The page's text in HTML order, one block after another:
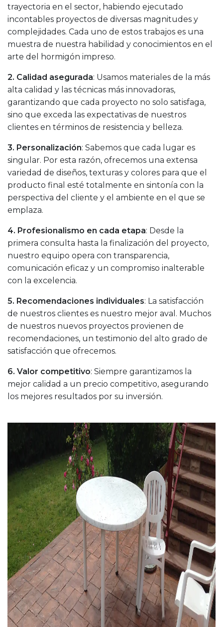
trayectoria en el sector, habiendo ejecutado
incontables proyectos de diversas magnitudes y
complejidades. Cada uno de estos trabajos es una
muestra de nuestra habilidad y conocimientos en el
arte del hormigón impreso.
2. Calidad asegurada: Usamos materiales de la más
alta calidad y las técnicas más innovadoras,
garantizando que cada proyecto no solo satisfaga,
sino que exceda las expectativas de nuestros
clientes en términos de resistencia y belleza.
3. Personalización: Sabemos que cada lugar es
singular. Por esta razón, ofrecemos una extensa
variedad de diseños, texturas y colores para que el
producto final esté totalmente en sintonía con la
perspectiva del cliente y el ambiente en el que se
emplaza.
4. Profesionalismo en cada etapa: Desde la
primera consulta hasta la finalización del proyecto,
nuestro equipo opera con transparencia,
comunicación eficaz y un compromiso inalterable
con la excelencia.
5. Recomendaciones individuales: La satisfacción
de nuestros clientes es nuestro mejor aval. Muchos
de nuestros nuevos proyectos provienen de
recomendaciones, un testimonio del alto grado de
satisfacción que ofrecemos.
6. Valor competitivo: Siempre garantizamos la
mejor calidad a un precio competitivo, asegurando
los mejores resultados por su inversión.